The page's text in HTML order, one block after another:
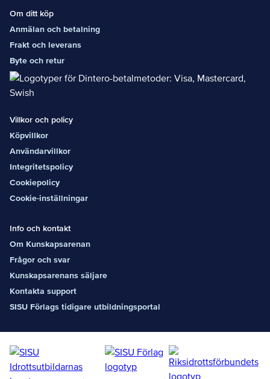
Om ditt köp
Anmälan och betalning
Frakt och leverans
Byte och retur
Villkor och policy
Köpvillkor
Användarvillkor
Integritetspolicy
Cookiepolicy
Cookie-inställningar
Info och kontakt
Om Kunskapsarenan
Frågor och svar
Kunskapsarenans säljare
Kontakta support
SISU Förlags tidigare utbildningsportal